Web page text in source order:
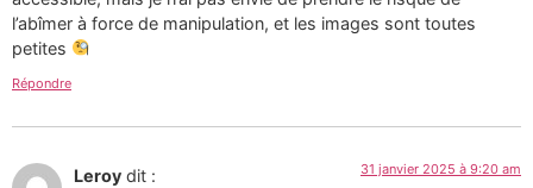
l’abîmer à force de manipulation, et les images sont toutes
petites
Répondre
Leroy dit : 31 janvier 2025 à 9:20 am